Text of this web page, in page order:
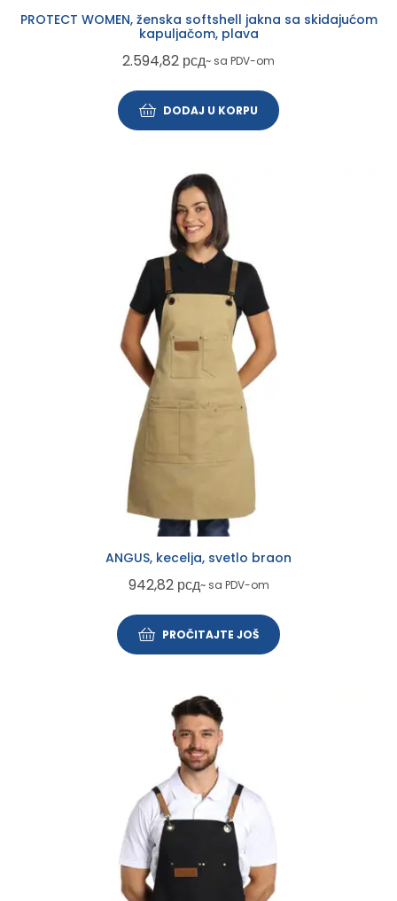
PROTECT WOMEN, ženska softshell jakna sa skidajućom
kapuljačom, plava
2.594,82 рсд~ sa PDV-om
DODAJ U KORPU
ANGUS, kecelja, svetlo braon
942,82 рсд~ sa PDV-om
PROČITAJTE JOŠ